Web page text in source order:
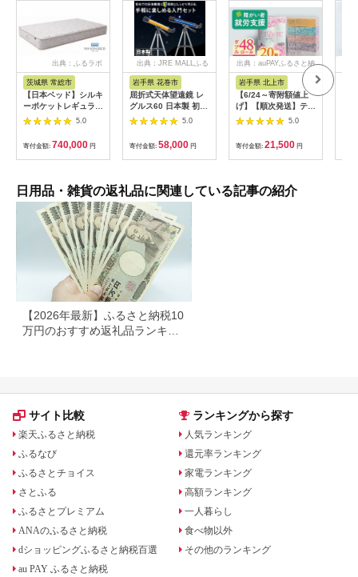
出典：ふるラボ
茨城県 常総市
【日本ベッド】シルキ
ーポケットレギュラー
11334 シングル 日本
ベッド シルキーポケ
ットレギュラー シン
グル 通気性 ロングセ
ラー 放湿性 ※沖縄
5.0
寄付金額: 740,000 円
出典：JRE MALLふる
さと納税
岩手県 花巻市
屈折式天体望遠鏡 レ
グルス60 日本製 初心
者用 スマホ撮影 (カラ
ー：オレンジ）
【1835-2】
5.0
寄付金額: 58,000 円
出典：auPAYふるさと納
岩手県 北上市
【6/24～寄附額値上
げ】【順次発送】ティ
ッシュペーパー 20箱
＆ トイレットロール
(ダブル) 48個 福祉施
設支援 日用品 常備品
備蓄品 box ちり紙 テ
ィッシュ パルプ
100％ 無香料 1箱
5.0
寄付金額: 21,500 円
日用品・雑貨の返礼品に関連している記事の紹介
【2026年最新】ふるさと納税10
万円のおすすめ返礼品ランキン
サイト比較
楽天ふるさと納税
ふるなび
ふるさとチョイス
さとふる
ふるさとプレミアム
ANAのふるさと納税
dショッピングふるさと納税百選
au PAY ふるさと納税
ランキングから探す
人気ランキング
還元率ランキング
家電ランキング
高額ランキング
一人暮らし
食べ物以外
その他のランキング